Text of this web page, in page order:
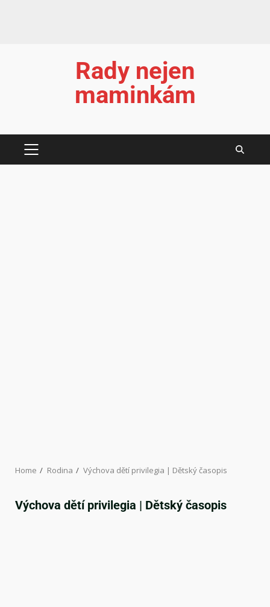
Rady nejen
maminkám
Home Rodina Výchova dětí privilegia | Dětský časopis
Výchova dětí privilegia | Dětský časopis